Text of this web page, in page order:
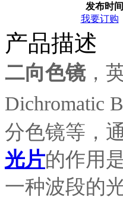
发布时间
我要订购
产品描述
二向色镜，
Dichromatic
分色镜等，
光片的作用
一种波段的